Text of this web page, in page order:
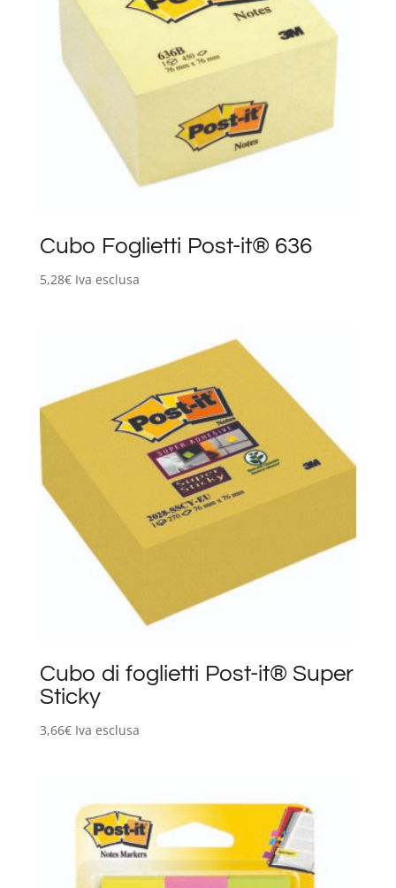
Cubo Foglietti Post-it® 636
5,28€ Iva esclusa
Cubo di foglietti Post-it® Super
Sticky
3,66€ Iva esclusa